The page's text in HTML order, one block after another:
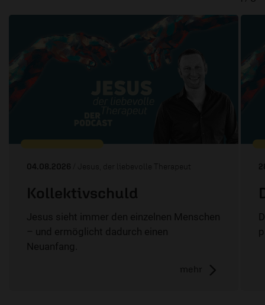
04.08.2026 / Jesus, der liebevolle Therapeut
Kollektivschuld
Jesus sieht immer den einzelnen Menschen
– und ermöglicht dadurch einen
Neuanfang.
mehr